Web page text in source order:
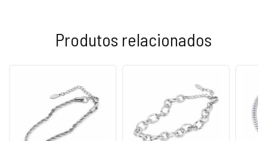
Produtos relacionados